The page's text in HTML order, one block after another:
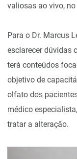
valiosas ao vivo,
Para o Dr. Marcus
esclarecer dúvidas
terá conteúdos
objetivo de
olfato dos
médico
tratar a alteração.